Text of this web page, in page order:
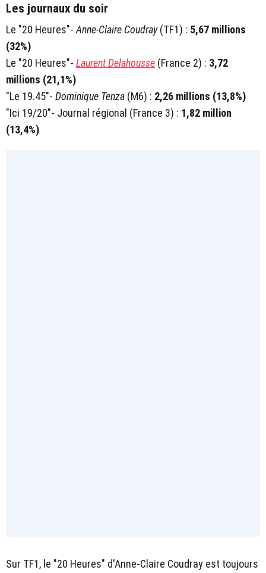
Les journaux du soir
Le "20 Heures"- Anne-Claire Coudray(TF1) : 5,67 millions
(32%)
Le "20 Heures"- Laurent Delahousse (France 2) : 3,72
millions (21,1%)
"Le 19.45"- Dominique Tenza (M6) : 2,26 millions (13,8%)
"Ici 19/20"- Journal régional (France 3) : 1,82 million
(13,4%)
Sur TF1, le "20 Heures" d'Anne-Claire Coudray est toujours